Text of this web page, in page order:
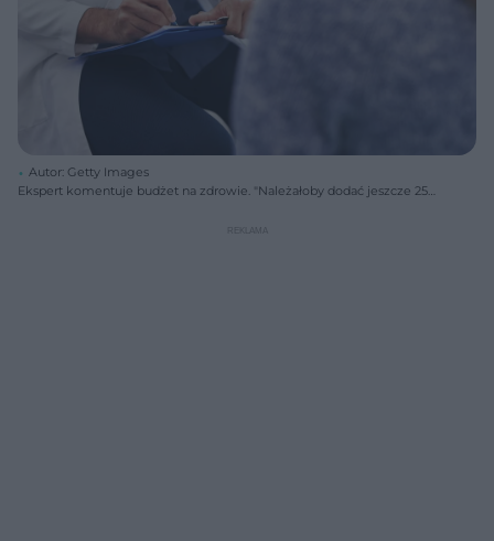
Autor: Getty Images
Ekspert komentuje budżet na zdrowie. "Należałoby dodać jeszcze 25